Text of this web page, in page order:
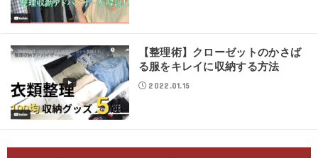
【整理術】クローゼットのかさば
る服をキレイに収納する方法
2022.01.15